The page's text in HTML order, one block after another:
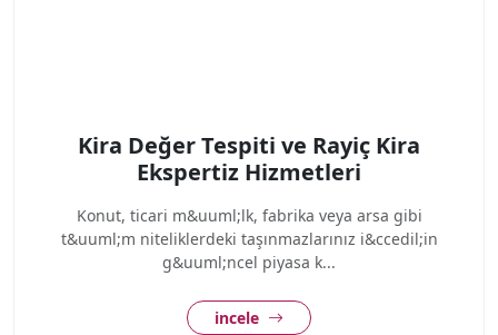
Kira Değer Tespiti ve Rayiç Kira
Ekspertiz Hizmetleri
Konut, ticari m&uuml;lk, fabrika veya arsa gibi
t&uuml;m niteliklerdeki taşınmazlarınız i&ccedil;in
g&uuml;ncel piyasa k...
incele